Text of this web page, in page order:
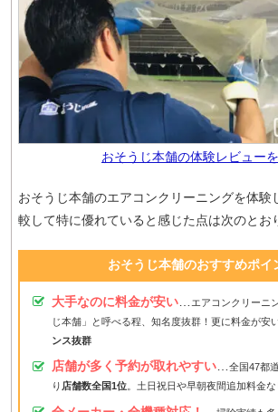
おそうじ本舗の体験レビュー
おそうじ本舗のエアコンクリーニングを体験
較して特に優れていると感じた点は次のとお
おそうじ本舗のおすすめポイ
大手なのに料金が安い… エアコンクリーニ
じ本舗」と呼べる程、知名度抜群！更に料金が安い
ンス抜群
店舗が多く予約が取れやすい…全国47都
り 店舗数全国1位。土日祝日や早朝夜間追加料金な